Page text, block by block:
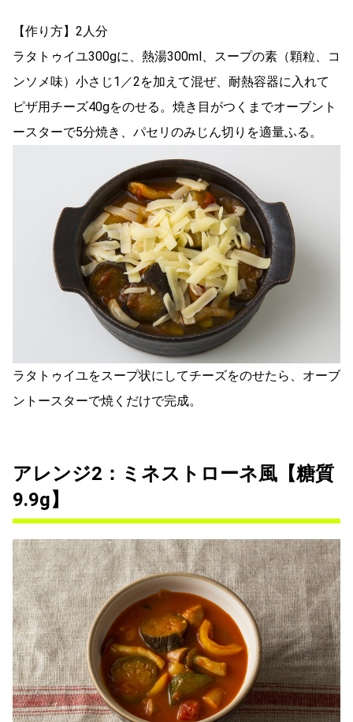
【作り方】2人分
ラタトゥイユ300gに、熱湯300ml、スープの素（顆粒、コ
ンソメ味）小さじ1／2を加えて混ぜ、耐熱容器に入れて
ピザ用チーズ40gをのせる。焼き目がつくまでオーブント
ースターで5分焼き、パセリのみじん切りを適量ふる。
ラタトゥイユをスープ状にしてチーズをのせたら、オーブ
ントースターで焼くだけで完成。
アレンジ2：ミネストローネ風【糖質
9.9g】